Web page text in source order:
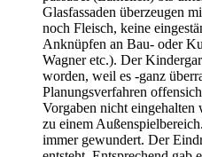
Glasfassaden überzeugen
noch Fleisch, keine
Anknüpfen an Bau- oder
Wagner etc.). Der
worden, weil es -ganz
Planungsverfahren
Vorgaben nicht
zu einem
immer gewundert. Der